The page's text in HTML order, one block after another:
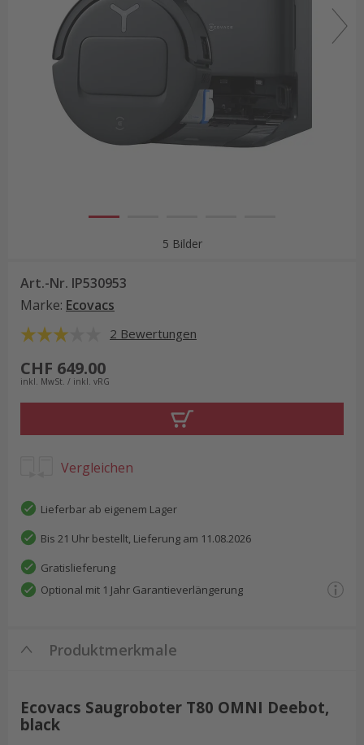
5 Bilder
Art.-Nr. IP530953
Marke: Ecovacs
2 Bewertungen
CHF 649.00
inkl. MwSt. / inkl. vRG
Vergleichen
Lieferbar ab eigenem Lager
Bis 21 Uhr bestellt, Lieferung am 11.08.2026
Gratislieferung
Optional mit 1 Jahr Garantieverlängerung
Produktmerkmale
Ecovacs Saugroboter T80 OMNI Deebot,
black